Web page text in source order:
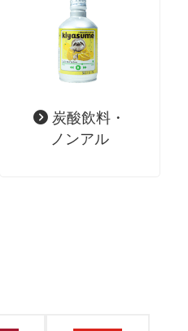
炭酸飲料・
ノンアル